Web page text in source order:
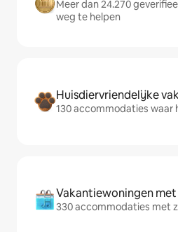
Meer dan 24.270
weg te helpen
Huisdiervriendelijke
130 accommodaties waar
Vakantiewoningen
330 accommodaties met